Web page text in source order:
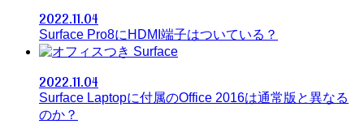
2022.11.04
Surface Pro8にHDMI端子はついている？
Surface
2022.11.04
Surface Laptopに付属のOffice 2016は通常版と異なる
のか？